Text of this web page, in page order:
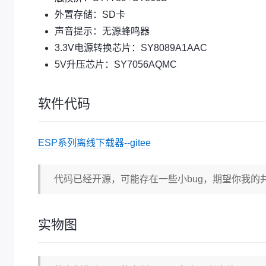
外置存储：SD卡
声音提示：无源蜂鸣器
3.3V电源转换芯片：SY8089A1AAC
5V升压芯片：SY7056AQMC
软件代码
ESP系列离线下载器--gitee
代码已经开源，可能存在一些小bug，期望你我的
实物图